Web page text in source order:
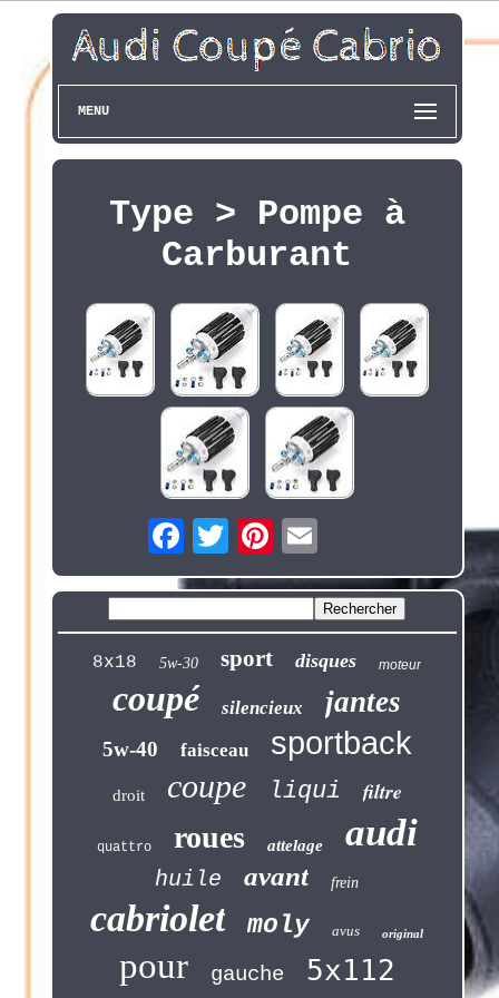
MENU
Type > Pompe à
Carburant
8x18 5w-30 sport disques moteur
coupé silencieux jantes
5w-40 faisceau sportback
droit coupe liqui filtre
quattro roues attelage audi
huile avant frein
cabriolet moly avus original
pour gauche 5x112